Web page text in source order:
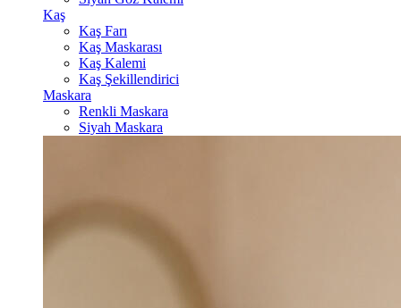
Kaş
Kaş Farı
Kaş Maskarası
Kaş Kalemi
Kaş Şekillendirici
Maskara
Renkli Maskara
Siyah Maskara